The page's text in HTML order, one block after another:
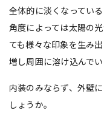
全体的に淡くなってい
角度によっては太陽の
ても様々な印象を生み
増し周囲に溶け込んでい
内装のみならず、外壁
しょうか。